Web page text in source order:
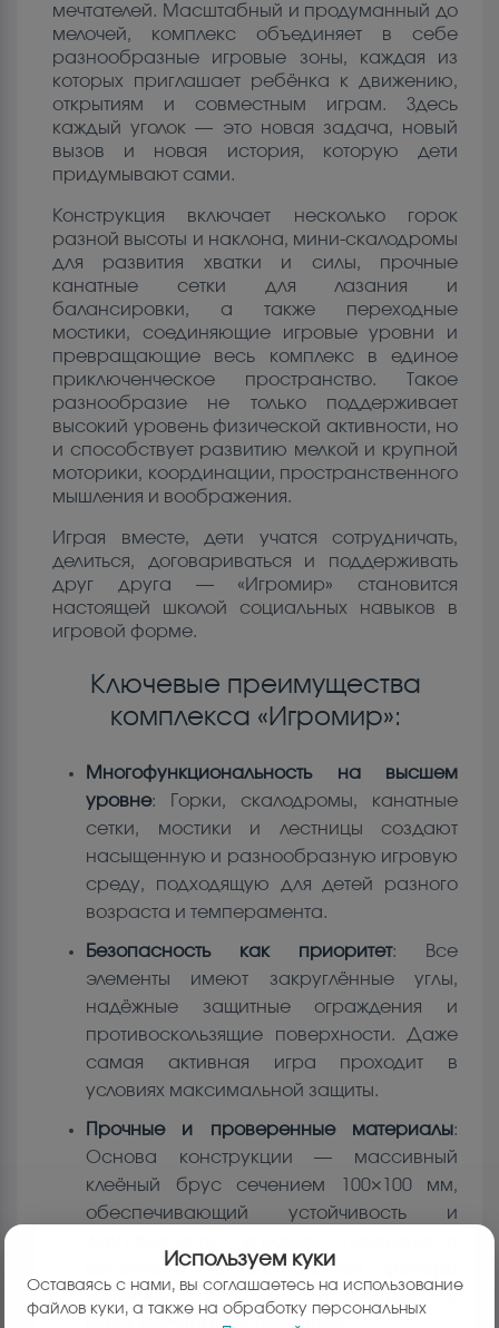
мечтателей. Масштабный и продуманный до
мелочей, комплекс объединяет в себе
разнообразные игровые зоны, каждая из
которых приглашает ребёнка к движению,
открытиям и совместным играм. Здесь
каждый уголок — это новая задача, новый
вызов и новая история, которую дети
придумывают сами.
Конструкция включает несколько горок
разной высоты и наклона, мини-скалодромы
для развития хватки и силы, прочные
канатные сетки для лазания и
балансировки, а также переходные
мостики, соединяющие игровые уровни и
превращающие весь комплекс в единое
приключенческое пространство. Такое
разнообразие не только поддерживает
высокий уровень физической активности, но
и способствует развитию мелкой и крупной
моторики, координации, пространственного
мышления и воображения.
Играя вместе, дети учатся сотрудничать,
делиться, договариваться и поддерживать
друг друга — «Игромир» становится
настоящей школой социальных навыков в
игровой форме.
Ключевые преимущества
комплекса «Игромир»:
Многофункциональность на высшем
уровне: Горки, скалодромы, канатные
сетки, мостики и лестницы создают
насыщенную и разнообразную игровую
среду, подходящую для детей разного
возраста и темперамента.
Безопасность как приоритет: Все
элементы имеют закруглённые углы,
надёжные защитные ограждения и
противоскользящие поверхности. Даже
самая активная игра проходит в
условиях максимальной защиты.
Прочные и проверенные материалы:
Основа конструкции — массивный
клеёный брус сечением 100×100 мм,
обеспечивающий устойчивость и
выполнены из влагостойкой фанеры
толщиной 21 мм, устойчивой к
Используем куки
Оставаясь с нами, вы соглашаетесь на использование
файлов куки, а также на обработку персональных